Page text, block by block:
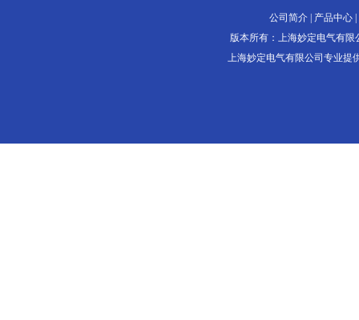
公司简介 产品中心
版本所有：上海妙定电气有
上海妙定电气有限公司专业提